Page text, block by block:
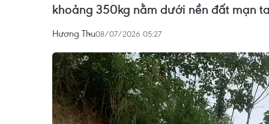
khoảng 350kg nằm dưới nền đất mạn
Hương Thu08/07/2026 05:27